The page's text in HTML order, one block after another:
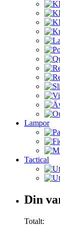
Lampor
Tactical
Varukorg
Din
Totalt: